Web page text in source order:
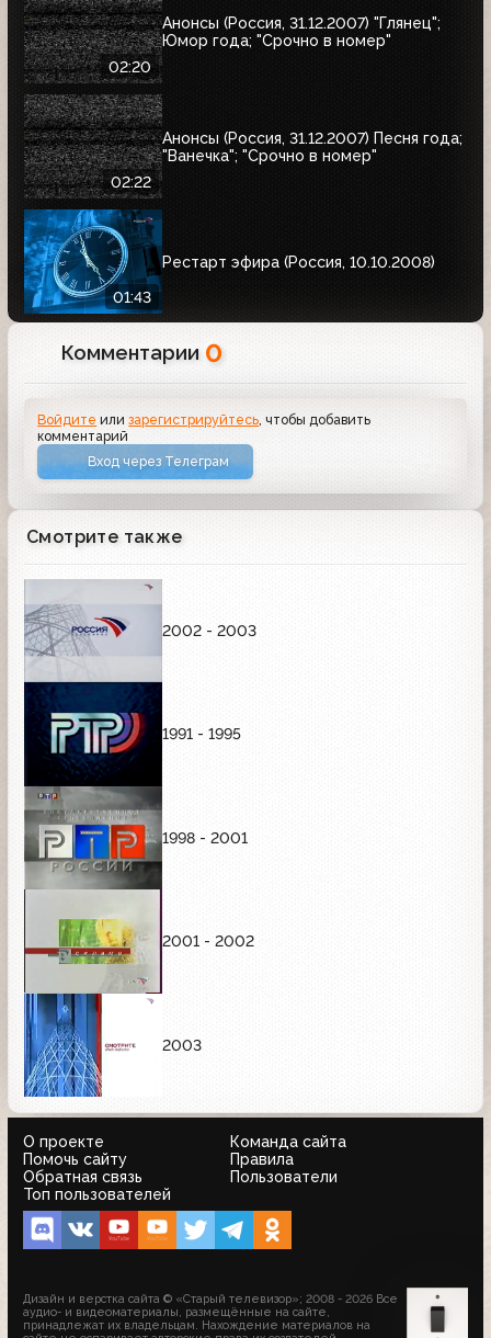
02:20
Анонсы (Россия, 31.12.2007) "Глянец";
Юмор года; "Срочно в номер"
02:22
Анонсы (Россия, 31.12.2007) Песня года;
"Ванечка"; "Срочно в номер"
01:43
Рестарт эфира (Россия, 10.10.2008)
Комментарии 0
Войдите илизарегистрируйтесь, чтобы добавить
комментарий
Вход через Телеграм
Смотрите также
2002 - 2003
1991 - 1995
1998 - 2001
2001 - 2002
2003
О проекте
Команда сайта
Помочь сайту
Правила
Обратная связь
Пользователи
Топ пользователей
Дизайн и верстка сайта © «Старый телевизор»; 2008 - 2026 Все
аудио- и видеоматериалы, размещённые на сайте,
принадлежат их владельцам. Нахождение материалов на